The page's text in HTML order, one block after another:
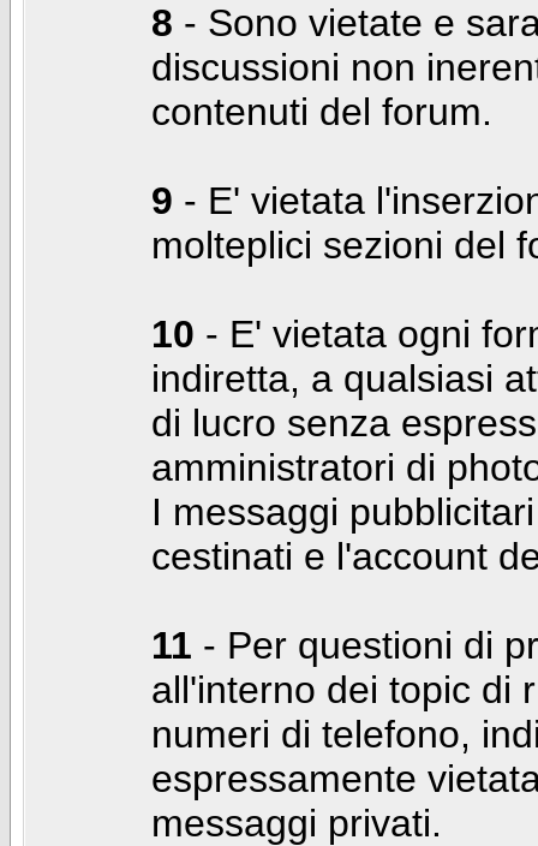
8 - Sono vietate e
discussioni non
contenuti del forum.
9 - E' vietata
molteplici sezioni del
10 - E' vietata ogni
indiretta, a qualsiasi
di lucro senza
amministratori di
I messaggi
cestinati e l'account
11 - Per questioni di
all'interno dei topic di
numeri di telefono,
espressamente
messaggi privati.